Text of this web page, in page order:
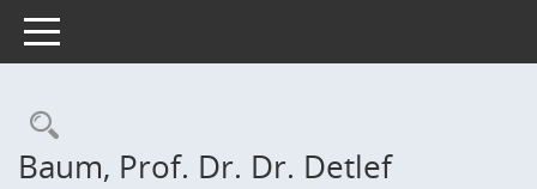
Toggle navigation
Rechercheauswahl
Baum, Prof. Dr. Dr. Detlef